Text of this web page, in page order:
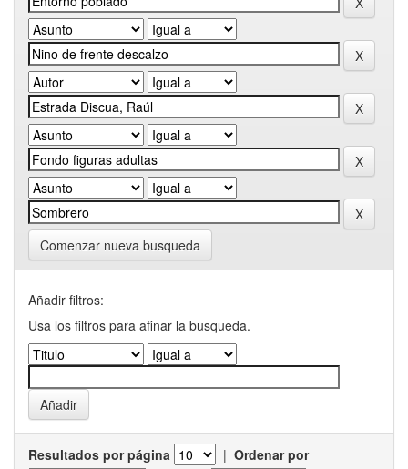
Comenzar nueva busqueda
Añadir filtros:
Usa los filtros para afinar la busqueda.
Resultados por página | Ordenar por